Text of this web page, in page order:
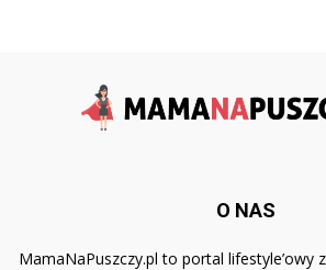
O NAS
MamaNaPuszczy.pl to portal lifestyle’owy